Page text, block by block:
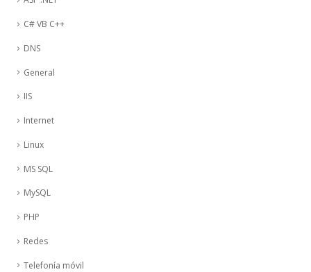
C# VB C++
DNS
General
IIS
Internet
Linux
MS SQL
MySQL
PHP
Redes
Telefonía móvil